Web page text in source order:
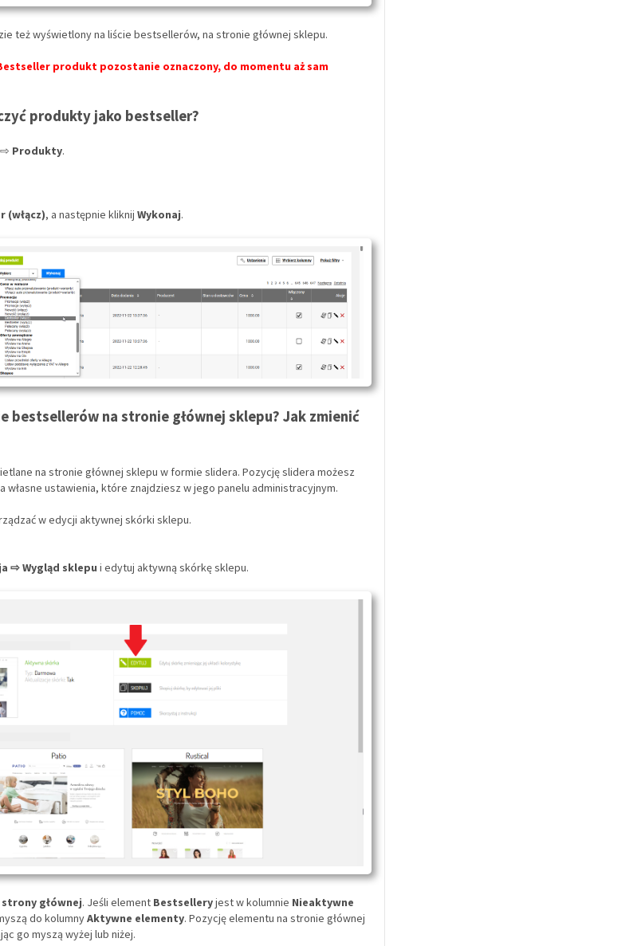
też wyświetlony na liście bestsellerów, na stronie głównej sklepu.
produkt pozostanie oznaczony, do momentu aż sam
produkty jako bestseller?
⇨ Produkty.
(włącz), a następnie kliknij Wykonaj.
bestsellerów na stronie głównej sklepu? Jak zmienić
na stronie głównej sklepu w formie slidera. Pozycję slidera możesz
własne ustawienia, które znajdziesz w jego panelu administracyjnym.
w edycji aktywnej skórki sklepu.
⇨ Wygląd sklepu i edytuj aktywną skórkę sklepu.
strony głównej. Jeśli element Bestselleryjest w kolumnie Nieaktywne
do kolumnyAktywne elementy. Pozycję elementu na stronie głównej
go myszą wyżej lub niżej.